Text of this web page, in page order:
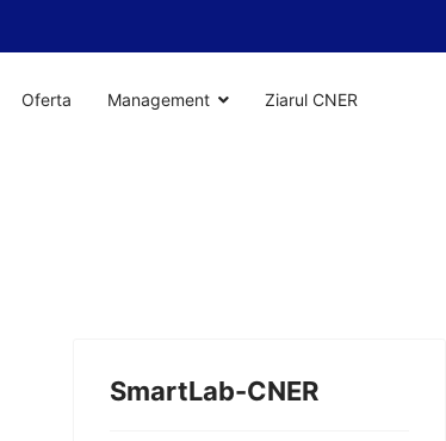
Oferta Management Ziarul CNER
SmartLab-CNER